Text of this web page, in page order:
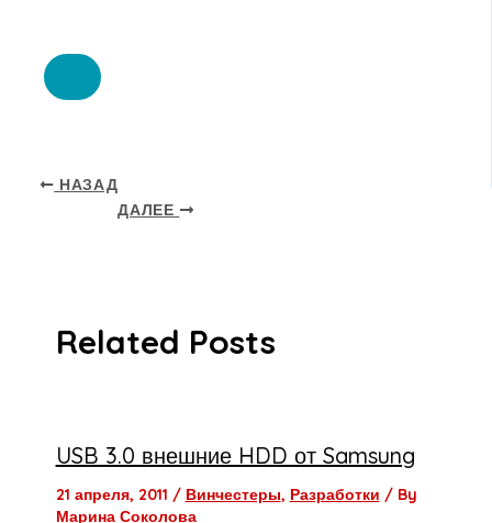
НАЗАД
ДАЛЕЕ
Related Posts
USB 3.0 внешние HDD от Samsung
21 апреля, 2011 / Винчестеры, Разработки / By
Марина Соколова